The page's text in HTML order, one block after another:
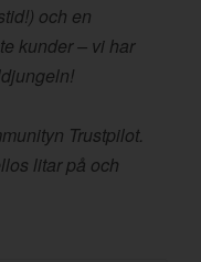
och en
kunder – vi har
Trustpilot.
litar på och